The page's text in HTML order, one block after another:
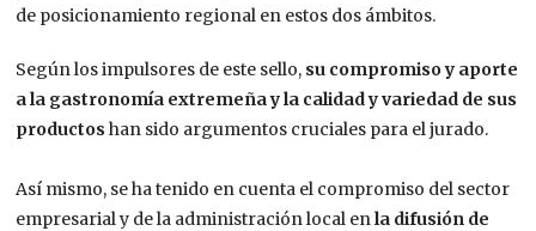
de posicionamiento regional en estos dos ámbitos.
Según los impulsores de este sello, su compromiso y aporte
a la gastronomía extremeña y la calidad y variedad de sus
productos han sido argumentos cruciales para el jurado.
Así mismo, se ha tenido en cuenta el compromiso del sector
empresarial y de la administración local enla difusión de